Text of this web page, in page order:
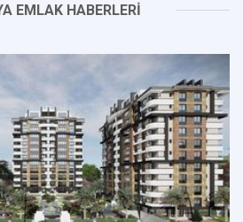
EMLAK HABERLERİ